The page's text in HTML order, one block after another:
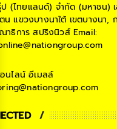
(ไทยแลนด์) จำกัด (มหาชน)
ตน แขวงบางนาใต้ เขตบางนา,
าธิการ สปริงนิวส์Email:
นไลน์ อีเมลล์